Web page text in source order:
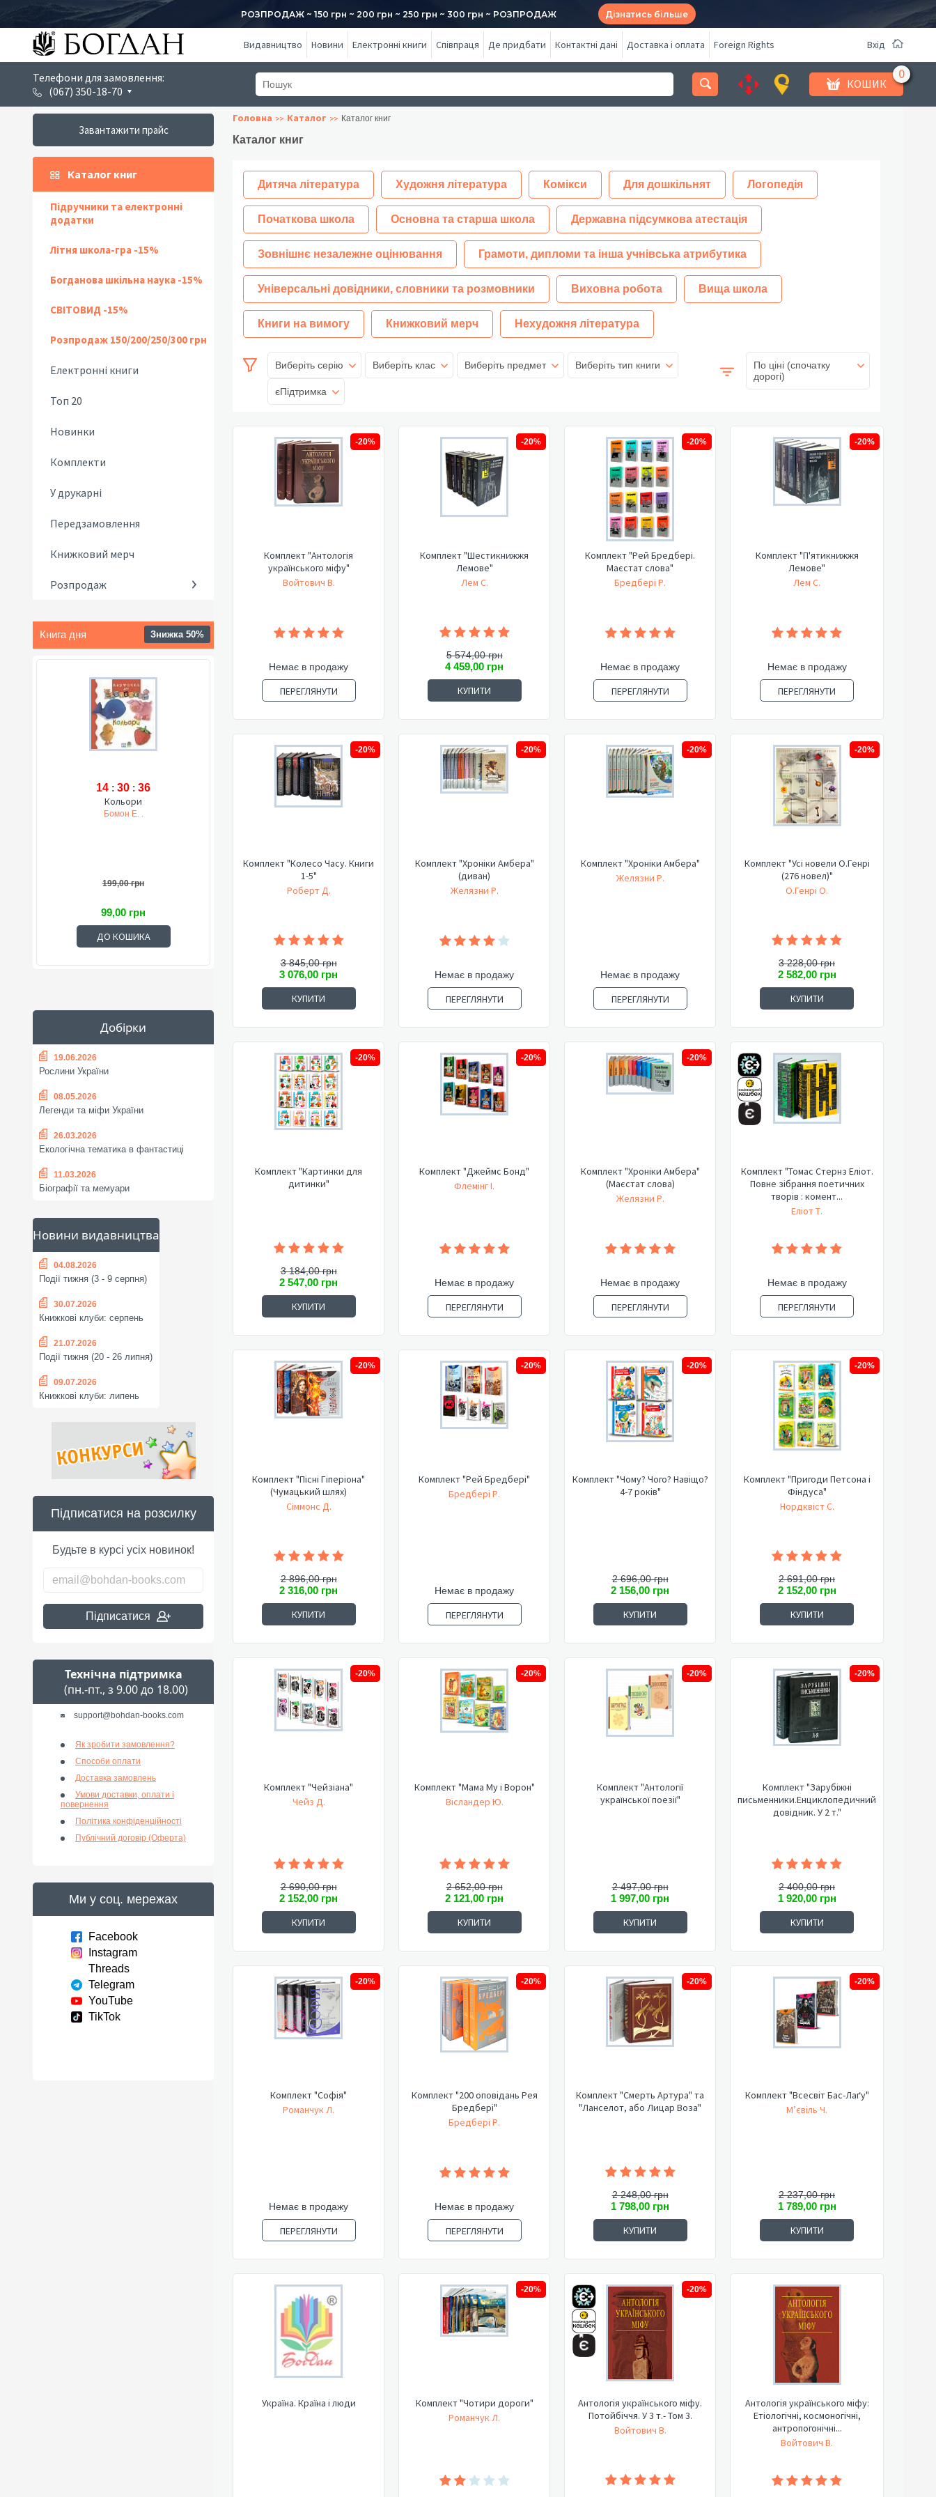
РОЗПРОДАЖ ~ 150 грн ~ 200 грн ~ 250 грн ~ 300 грн ~ РОЗПРОДАЖ Дізнатись більше
Видавництво Новини Електронні книги Співпраця Де придбати Контактні дані Доставка і оплата Foreign Rights Вхід
Телефони для замовлення:
(067) 350-18-70
КОШИК
Завантажити прайс
Каталог книг
Підручники та електронні
додатки
Літня школа-гра -15%
Богданова шкільна наука -15%
СВІТОВИД -15%
Розпродаж 150/200/250/300 грн
Електронні книги
Топ 20
Новинки
Комплекти
У друкарні
Передзамовлення
Книжковий мерч
Розпродаж
Книга дня Знижка 50%
14 : 30 : 35
Кольори
Бомон Е. .
199,00 грн
99,00 грн
ДО КОШИКА
Добірки
19.06.2026
Рослини України
08.05.2026
Легенди та міфи України
26.03.2026
Екологічна тематика в фантастиці
11.03.2026
Біографії та мемуари
Новини видавництва
04.08.2026
Події тижня (3 - 9 серпня)
30.07.2026
Книжкові клуби: серпень
21.07.2026
Події тижня (20 - 26 липня)
09.07.2026
Книжкові клуби: липень
Підписатися на розсилку
Будьте в курсі усіх новинок!
Підписатися
Технічна підтримка
(пн.-пт., з 9.00 до 18.00)
support@bohdan-books.com
Як зробити замовлення?
Способи оплати
Доставка замовлень
Умови доставки, оплати і
повернення
Політика конфіденційності
Публічний договір (Оферта)
Ми у соц. мережах
Facebook
Instagram
Threads
Telegram
YouTube
TikTok
Головна Каталог Каталог книг
Каталог книг
Дитяча література Художня література Комікси Для дошкільнят Логопедія
Початкова школа Основна та старша школа Державна підсумкова атестація
Зовнішнє незалежне оцінювання Грамоти, дипломи та інша учнівська атрибутика
Універсальні довідники, словники та розмовники Виховна робота Вища школа
Книги на вимогу Книжковий мерч Нехудожня література
Виберіть серію Виберіть клас Виберіть предмет Виберіть тип книги
єПідтримка
По ціні (спочатку
дорогі)
-20%
Комплект "Антологія
українського міфу"
Войтович В.
Немає в продажу
ПЕРЕГЛЯНУТИ
-20%
Комплект "Шестикнижжя
Лемове"
Лем С.
5 574,00 грн
4 459,00 грн
КУПИТИ
-20%
Комплект "Рей Бредбері.
Маєстат слова"
Бредбері Р.
Немає в продажу
ПЕРЕГЛЯНУТИ
-20%
Комплект "П'ятикнижжя
Лемове"
Лем С.
Немає в продажу
ПЕРЕГЛЯНУТИ
-20%
Комплект "Колесо Часу. Книги
1-5"
Роберт Д.
3 845,00 грн
3 076,00 грн
КУПИТИ
-20%
Комплект "Хроніки Амбера"
(диван)
Желязни Р.
Немає в продажу
ПЕРЕГЛЯНУТИ
-20%
Комплект "Хроніки Амбера"
Желязни Р.
Немає в продажу
ПЕРЕГЛЯНУТИ
-20%
Комплект "Усі новели О.Генрі
(276 новел)"
О.Генрі О.
3 228,00 грн
2 582,00 грн
КУПИТИ
-20%
Комплект "Картинки для
дитинки"
3 184,00 грн
2 547,00 грн
КУПИТИ
-20%
Комплект "Джеймс Бонд"
Флемінг І.
Немає в продажу
ПЕРЕГЛЯНУТИ
-20%
Комплект "Хроніки Амбера"
(Маєстат слова)
Желязни Р.
Немає в продажу
ПЕРЕГЛЯНУТИ
Комплект "Томас Стернз Еліот.
Повне зібрання поетичних
творів : комент...
Еліот Т.
Немає в продажу
ПЕРЕГЛЯНУТИ
-20%
Комплект "Пісні Гіперіона"
(Чумацький шлях)
Сіммонс Д.
2 896,00 грн
2 316,00 грн
КУПИТИ
-20%
Комплект "Рей Бредбері"
Бредбері Р.
Немає в продажу
ПЕРЕГЛЯНУТИ
-20%
Комплект "Чому? Чого? Навіщо?
4-7 років"
2 696,00 грн
2 156,00 грн
КУПИТИ
-20%
Комплект "Пригоди Петсона і
Фіндуса"
Нордквіст С.
2 691,00 грн
2 152,00 грн
КУПИТИ
-20%
Комплект "Чейзіана"
Чейз Д.
2 690,00 грн
2 152,00 грн
КУПИТИ
-20%
Комплект "Мама Му і Ворон"
Вісландер Ю.
2 652,00 грн
2 121,00 грн
КУПИТИ
-20%
Комплект "Антології
української поезії"
2 497,00 грн
1 997,00 грн
КУПИТИ
-20%
Комплект "Зарубіжні
письменники.Енциклопедичний
довідник. У 2 т."
2 400,00 грн
1 920,00 грн
КУПИТИ
-20%
Комплект "Софія"
Романчук Л.
Немає в продажу
ПЕРЕГЛЯНУТИ
-20%
Комплект "200 оповідань Рея
Бредбері"
Бредбері Р.
Немає в продажу
ПЕРЕГЛЯНУТИ
-20%
Комплект "Смерть Артура" та
"Ланселот, або Лицар Воза"
2 248,00 грн
1 798,00 грн
КУПИТИ
-20%
Комплект "Всесвіт Бас-Лаґу"
М’євіль Ч.
2 237,00 грн
1 789,00 грн
КУПИТИ
Україна. Країна і люди
-20%
Комплект "Чотири дороги"
Романчук Л.
-20%
Антологія українського міфу.
Потойбіччя. У 3 т.- Том 3.
Войтович В.
Антологія українського міфу:
Етіологічні, космоногічні,
антропогонічні...
Войтович В.